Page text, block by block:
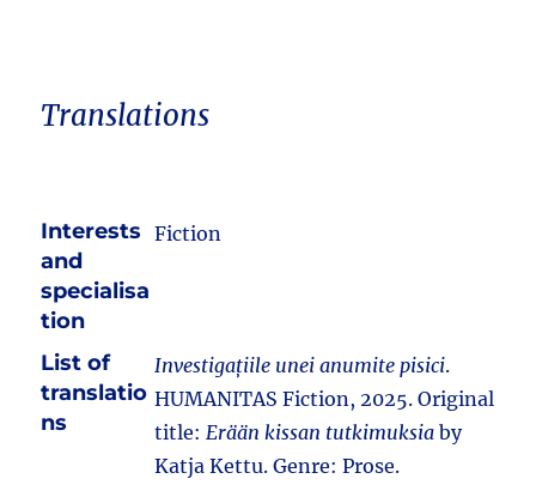
Translations
Interests
and
specialisa
tion
Fiction
List of
translatio
ns
Investigațiile unei anumite pisici.
HUMANITAS Fiction, 2025. Original
title:Erään kissan tutkimuksia by
Katja Kettu. Genre: Prose.